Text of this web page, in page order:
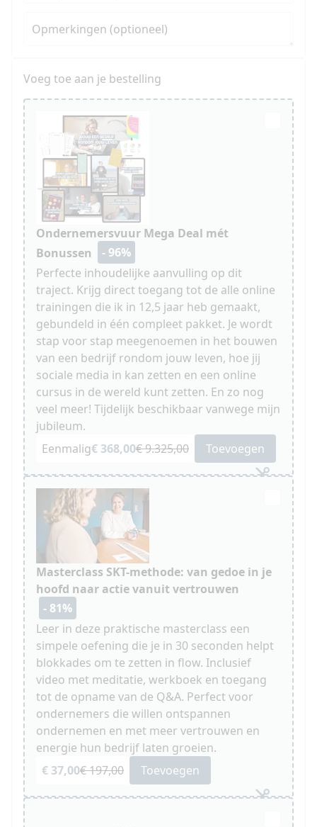
Opmerkingen (optioneel)
Voeg toe aan je bestelling
Ondernemersvuur Mega Deal mét
Bonussen
- 96%
Perfecte inhoudelijke aanvulling op dit
traject. Krijg direct toegang tot de alle online
trainingen die ik in 12,5 jaar heb gemaakt,
gebundeld in één compleet pakket. Je wordt
stap voor stap meegenoemen in het bouwen
van een bedrijf rondom jouw leven, hoe jij
sociale media in kan zetten en een online
cursus in de wereld kunt zetten. En zo nog
veel meer! Tijdelijk beschikbaar vanwege mijn
jubileum.
Eenmalig€ 368,00€ 9.325,00 Toevoegen
Masterclass SKT-methode: van gedoe in je
hoofd naar actie vanuit vertrouwen
- 81%
Leer in deze praktische masterclass een
simpele oefening die je in 30 seconden helpt
blokkades om te zetten in flow. Inclusief
video met meditatie, werkboek en toegang
tot de opname van de Q&A. Perfect voor
ondernemers die willen ontspannen
ondernemen en met meer vertrouwen en
energie hun bedrijf laten groeien.
€ 37,00€ 197,00 Toevoegen